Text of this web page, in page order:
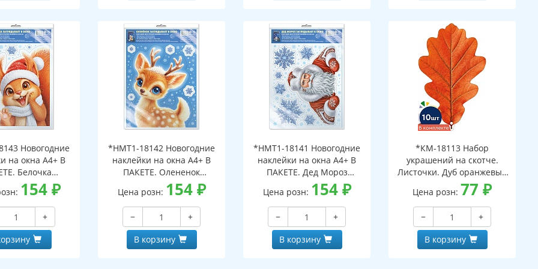
Новогодние
на окна А4+ В
Белочка
в окно (видны
сторон,
в
упаковке,
и клеевым
154₽
+
*НМТ1-18142 Новогодние
наклейки на окна А4+ В
ПАКЕТЕ. Олененок
заглядывает в окно (видны
с обеих сторон,
многоразовые, в
индивидуальной упаковке,
с европодвесом и клеевым
клапаном)
Цена розн: 154₽
−
+
В корзину
*НМТ1-18141 Новогодние
наклейки на окна А4+ В
ПАКЕТЕ. Дед Мороз
заглядывает в окно (видны
с обеих сторон,
многоразовые, в
индивидуальной упаковке,
с европодвесом и клеевым
клапаном)
Цена розн: 154₽
−
+
В корзину
*КМ-18113 Набор
украшений на скотче.
Листочки. Дуб оранжевый
(10 шт. в наборе,
двухсторонняя, ВД-лак)
Цена розн: 77₽
−
+
В корзину